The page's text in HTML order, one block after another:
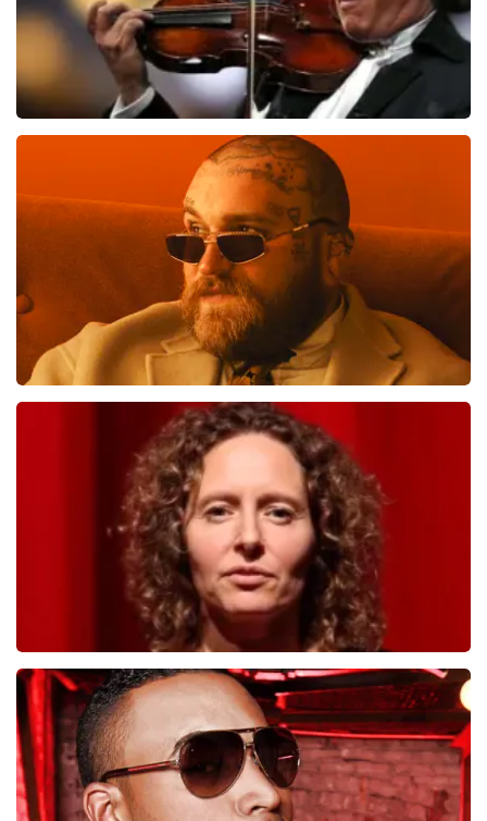
laatste 30 minuten
BESTEL NU
Teddy Swims
laatste 30 minuten
BESTEL NU
Esther van der Voort
690laatste 30 minuten
BESTEL NU